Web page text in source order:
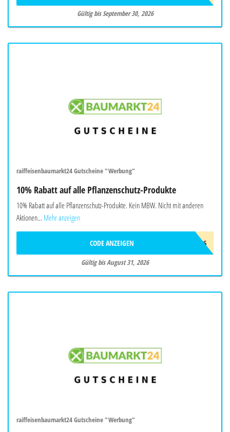
Gültig bis September 30, 2026
raiffeisenbaumarkt24 Gutscheine "Werbung"
10% Rabatt auf alle Pflanzenschutz-Produkte
10% Rabatt auf alle Pflanzenschutz-Produkte. Kein MBW. Nicht mit anderen
Aktionen... Mehr anzeigen
20SOMMER26
CODE ANZEIGEN
Gültig bis August 31, 2026
raiffeisenbaumarkt24 Gutscheine "Werbung"